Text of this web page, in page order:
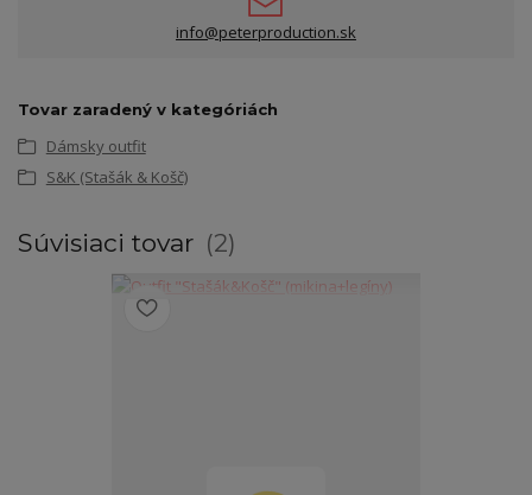
info@peterproduction.sk
Tovar zaradený v kategóriách
Dámsky outfit
S&K (Stašák & Košč)
Súvisiaci tovar 2